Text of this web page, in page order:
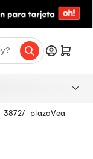
3872
plazaVea